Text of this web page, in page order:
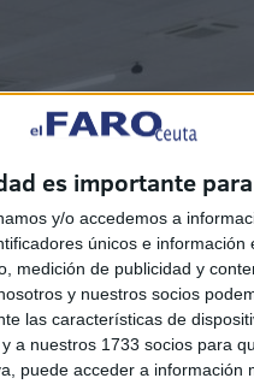
es importante
y/o accedemos a
únicos e
medición de publicidad y
y nuestros socios
las características de
a nuestros 1733 socios para
puede acceder a información